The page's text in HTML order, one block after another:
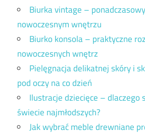
Biurka vintage –
nowoczesnym wnętrzu
Biurko konsola – praktyczne
nowoczesnych wnętrz
Pielęgnacja delikatnej skóry i
pod oczy na co dzień
Ilustracje dziecięce – dlaczego
świecie najmłodszych?
Jak wybrać meble drewniane